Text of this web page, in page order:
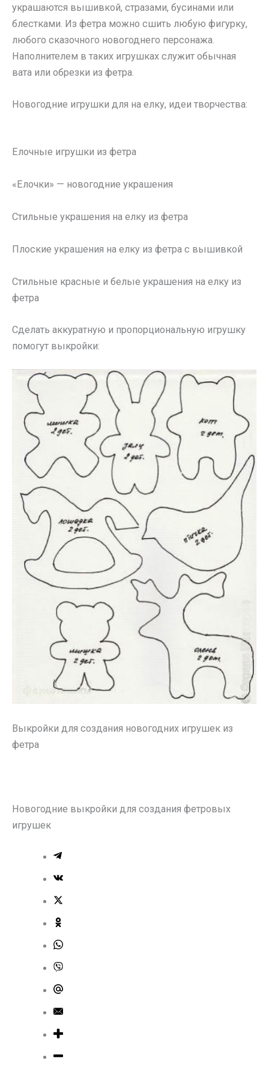
украшаются вышивкой, стразами, бусинами или
блестками. Из фетра можно сшить любую фигурку,
любого сказочного новогоднего персонажа.
Наполнителем в таких игрушках служит обычная
вата или обрезки из фетра.
Новогодние игрушки для на елку, идеи творчества:
Елочные игрушки из фетра
«Елочки» — новогодние украшения
Стильные украшения на елку из фетра
Плоские украшения на елку из фетра с вышивкой
Стильные красные и белые украшения на елку из
фетра
Сделать аккуратную и пропорциональную игрушку
помогут выкройки:
Выкройки для создания новогодних игрушек из
фетра
Новогодние выкройки для создания фетровых
игрушек